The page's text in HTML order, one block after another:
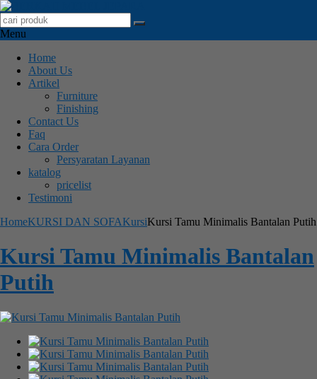
Menu
Home
About Us
Artikel
Furniture
Finishing
Contact Us
Faq
Cara Order
Persyaratan Layanan
katalog
pricelist
Testimoni
HomeKURSI DAN SOFAKursiKursi Tamu Minimalis Bantalan Putih
Kursi Tamu Minimalis Bantalan
Putih